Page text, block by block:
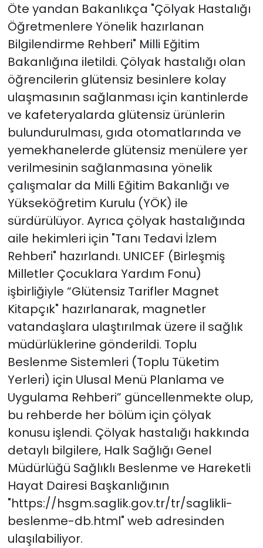
Öte yandan Bakanlıkça "Çölyak Hastalığı
Öğretmenlere Yönelik hazırlanan
Bilgilendirme Rehberi" Milli Eğitim
Bakanlığına iletildi. Çölyak hastalığı olan
öğrencilerin glütensiz besinlere kolay
ulaşmasının sağlanması için kantinlerde
ve kafeteryalarda glütensiz ürünlerin
bulundurulması, gıda otomatlarında ve
yemekhanelerde glütensiz menülere yer
verilmesinin sağlanmasına yönelik
çalışmalar da Milli Eğitim Bakanlığı ve
Yükseköğretim Kurulu (YÖK) ile
sürdürülüyor. Ayrıca çölyak hastalığında
aile hekimleri için "Tanı Tedavi İzlem
Rehberi" hazırlandı. UNICEF (Birleşmiş
Milletler Çocuklara Yardım Fonu)
işbirliğiyle “Glütensiz Tarifler Magnet
Kitapçık" hazırlanarak, magnetler
vatandaşlara ulaştırılmak üzere il sağlık
müdürlüklerine gönderildi. Toplu
Beslenme Sistemleri (Toplu Tüketim
Yerleri) için Ulusal Menü Planlama ve
Uygulama Rehberi” güncellenmekte olup,
bu rehberde her bölüm için çölyak
konusu işlendi. Çölyak hastalığı hakkında
detaylı bilgilere, Halk Sağlığı Genel
Müdürlüğü Sağlıklı Beslenme ve Hareketli
Hayat Dairesi Başkanlığının
"https://hsgm.saglik.gov.tr/tr/saglikli-
beslenme-db.html" web adresinden
ulaşılabiliyor.